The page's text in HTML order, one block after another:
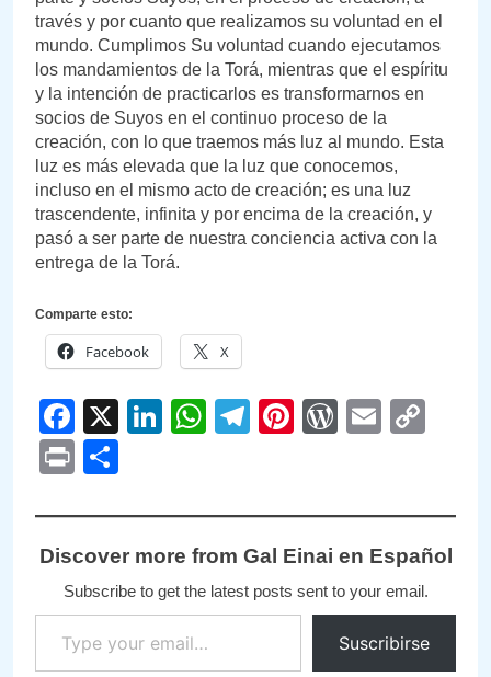
través y por cuanto que realizamos su voluntad en el
mundo. Cumplimos Su voluntad cuando ejecutamos
los mandamientos de la Torá, mientras que el espíritu
y la intención de practicarlos es transformarnos en
socios de Suyos en el continuo proceso de la
creación, con lo que traemos más luz al mundo. Esta
luz es más elevada que la luz que conocemos,
incluso en el mismo acto de creación; es una luz
trascendente, infinita y por encima de la creación, y
pasó a ser parte de nuestra conciencia activa con la
entrega de la Torá.
Comparte esto:
Facebook X
Facebook
X LinkedIn
WhatsApp
Telegram
PinterestEmail
Print
Discover more from Gal Einai en Español
Subscribe to get the latest posts sent to your email.
Type your email…
Suscribirse